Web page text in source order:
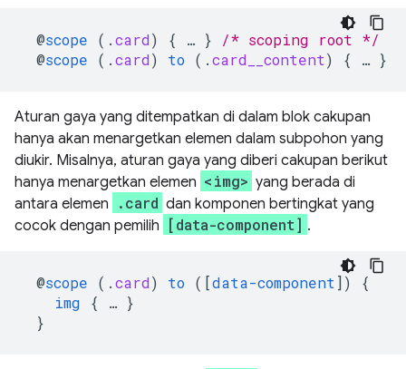
@scope ( .card) { … }
/* scoping root */
@scope ( .card) to ( .card__content) { … }
Aturan gaya yang ditempatkan di dalam blok cakupan
hanya akan menargetkan elemen dalam subpohon yang
diukir. Misalnya, aturan gaya yang diberi cakupan berikut
hanya menargetkan elemen <img> yang berada di
antara elemen
.card dan komponen bertingkat yang
cocok dengan pemilih [data-component] .
@scope ( .card) to ([data-component ])
{
img
{ … }
}